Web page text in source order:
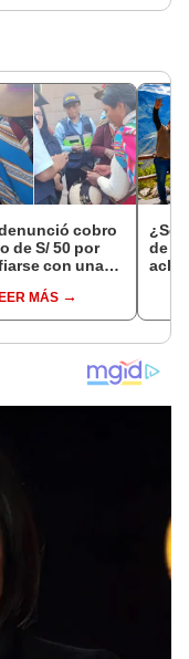
cobro
de S/ 50 por
con una
recuperó el
MÁS
¿Se
de